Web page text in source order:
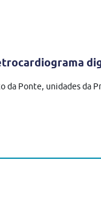
da Ponte, unidades da